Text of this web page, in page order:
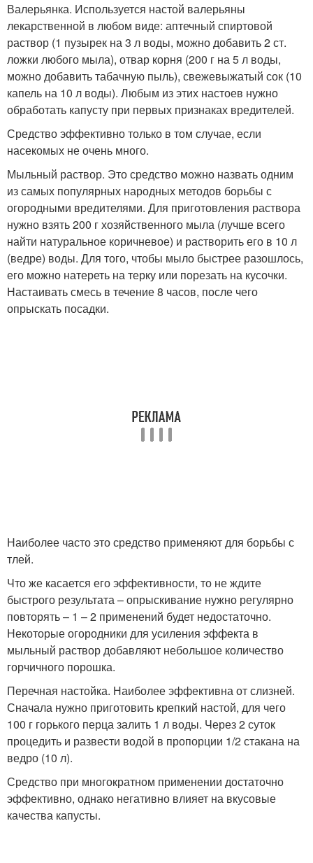
Валерьянка. Используется настой валерьяны
лекарственной в любом виде: аптечный спиртовой
раствор (1 пузырек на 3 л воды, можно добавить 2 ст.
ложки любого мыла), отвар корня (200 г на 5 л воды,
можно добавить табачную пыль), свежевыжатый сок (10
капель на 10 л воды). Любым из этих настоев нужно
обработать капусту при первых признаках вредителей.
Средство эффективно только в том случае, если
насекомых не очень много.
Мыльный раствор. Это средство можно назвать одним
из самых популярных народных методов борьбы с
огородными вредителями. Для приготовления раствора
нужно взять 200 г хозяйственного мыла (лучше всего
найти натуральное коричневое) и растворить его в 10 л
(ведре) воды. Для того, чтобы мыло быстрее разошлось,
его можно натереть на терку или порезать на кусочки.
Настаивать смесь в течение 8 часов, после чего
опрыскать посадки.
Наиболее часто это средство применяют для борьбы с
тлей.
Что же касается его эффективности, то не ждите
быстрого результата – опрыскивание нужно регулярно
повторять – 1 – 2 применений будет недостаточно.
Некоторые огородники для усиления эффекта в
мыльный раствор добавляют небольшое количество
горчичного порошка.
Перечная настойка. Наиболее эффективна от слизней.
Сначала нужно приготовить крепкий настой, для чего
100 г горького перца залить 1 л воды. Через 2 суток
процедить и развести водой в пропорции 1/2 стакана на
ведро (10 л).
Средство при многократном применении достаточно
эффективно, однако негативно влияет на вкусовые
качества капусты.